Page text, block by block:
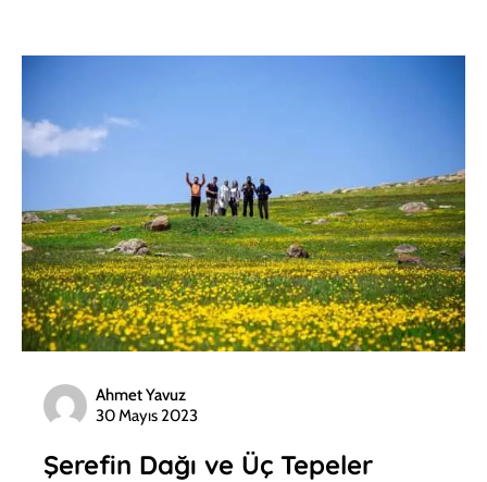
Ahmet Yavuz
30 Mayıs 2023
Şerefin Dağı ve Üç Tepeler